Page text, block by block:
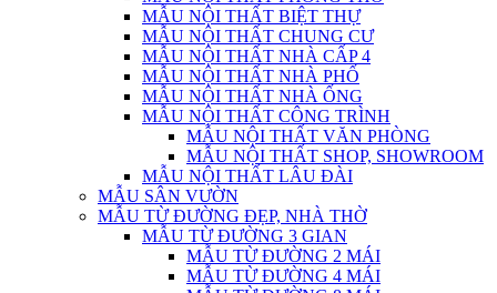
MẪU NỘI THẤT BIỆT THỰ
MẪU NỘI THẤT CHUNG CƯ
MẪU NỘI THẤT NHÀ CẤP 4
MẪU NỘI THẤT NHÀ PHỐ
MẪU NỘI THẤT NHÀ ỐNG
MẪU NỘI THẤT CÔNG TRÌNH
MẪU NỘI THẤT VĂN PHÒNG
MẪU NỘI THẤT SHOP, SHOWROOM
MẪU NỘI THẤT LÂU ĐÀI
MẪU SÂN VƯỜN
MẪU TỪ ĐƯỜNG ĐẸP, NHÀ THỜ
MẪU TỪ ĐƯỜNG 3 GIAN
MẪU TỪ ĐƯỜNG 2 MÁI
MẪU TỪ ĐƯỜNG 4 MÁI